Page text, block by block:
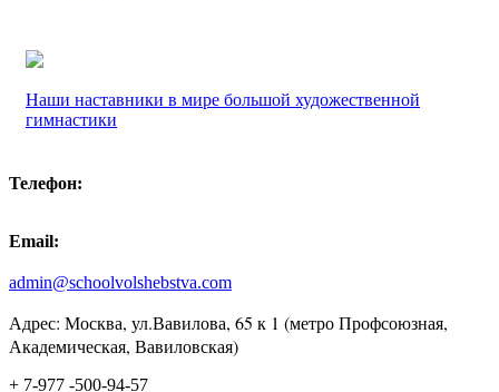
Наши наставники в мире большой художественной
гимнастики
Телефон:
Email:
admin@schoolvolshebstva.com
Адрес: Москва, ул.Вавилова, 65 к 1 (метро Профсоюзная,
Академическая, Вавиловская)
+ 7-977 -500-94-57